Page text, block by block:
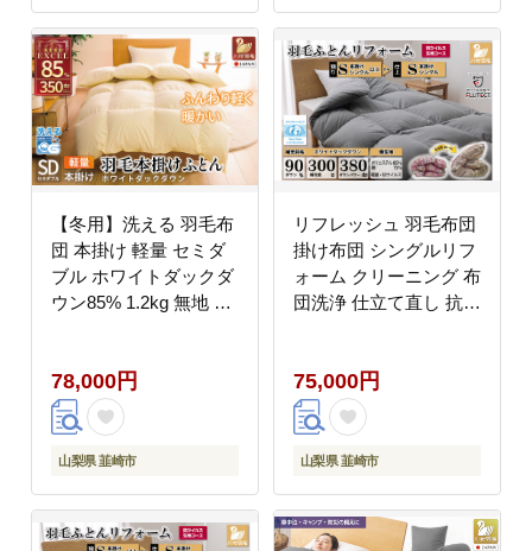
エクセルゴールドラベ
ル
エクセルゴールドラベ
ル
【冬用】洗える 羽毛布
団 本掛け 軽量 セミダ
ブル ホワイトダックダ
ウン85% 1.2kg 無地 ア
20745443] マンション
タイプ 軽い コインラン
ドリー 掛け布団 ダウン
かけ布団 ふとん 羽毛ふ
エクセルゴールドラベ
ル
78,000円
山梨県 韮崎市
リフレッシュ 羽毛布団
掛け布団 シングルリフ
ォーム クリーニング 布
団洗浄 仕立て直し 抗ウ
レー】 布団打ち直し 布
団リフォーム リフレッ
シュサービス 布団 羽毛
ふとん ダウン ダウンケ
し 抗菌防臭 [川村羽毛
山梨県 韮崎市
75,000円
山梨県 韮崎市